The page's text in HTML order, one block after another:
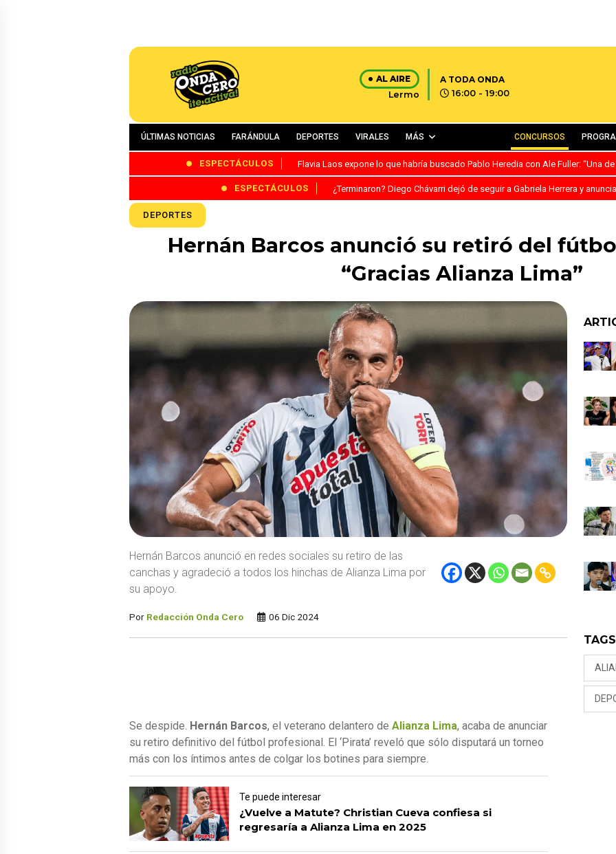
AL AIRE
Lermo
A TODA ONDA
16:00 - 19:00
ÚLTIMAS NOTICIAS FARÁNDULA DEPORTES VIRALES MÁS CONCURSOS
ESPECTÁCULOS Flavia Laos expone lo que habría buscado Pablo Heredia con Ale Fuller: “Una
ESPECTÁCULOS ¿Terminaron? Diego Chávarri dejó de seguir a Gabriela Herrera y
DEPORTES
Hernán Barcos anunció su retiró del
“Gracias Alianza Lima”
Hernán Barcos anunció en redes sociales su retiro de las
canchas y agradeció a todos los hinchas de Alianza Lima por
su apoyo.
Por Redacción Onda Cero 06 Dic 2024
Se despide. Hernán Barcos, el veterano delantero de Alianza Lima, acaba de anunciar
su retiro definitivo del fútbol profesional. El ‘Pirata’ reveló que sólo disputará un torneo
más con los íntimos antes de colgar los botines para siempre.
Te puede interesar
¿Vuelve a Matute? Christian Cueva confiesa si
regresaría a Alianza Lima en 2025
TAGS